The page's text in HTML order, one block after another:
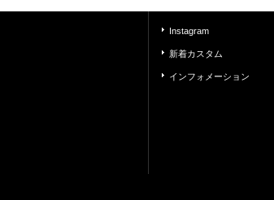
Instagram
新着カスタム
インフォメーション